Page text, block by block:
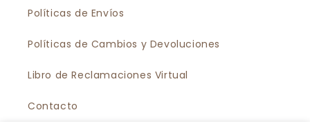
Políticas de Envíos
Políticas de Cambios y Devoluciones
Libro de Reclamaciones Virtual
Contacto